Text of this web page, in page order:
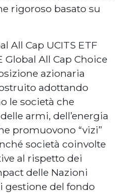
rigoroso basato su
All Cap UCITS ETF
Global All Cap Choice
azionaria
adottando
le società che
armi, dell’energia
promuovono “vizi”
società coinvolte
al rispetto dei
delle Nazioni
gestione del fondo